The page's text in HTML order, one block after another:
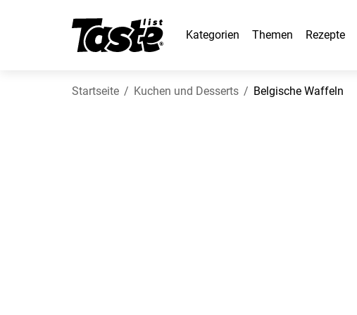
Kategorien Themen Rezepte
Startseite Kuchen und Desserts Belgische Waffeln